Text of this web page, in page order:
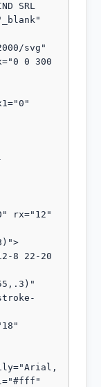
SRL
svg"
0 300